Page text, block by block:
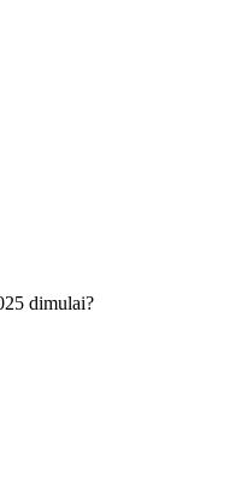
dimulai?